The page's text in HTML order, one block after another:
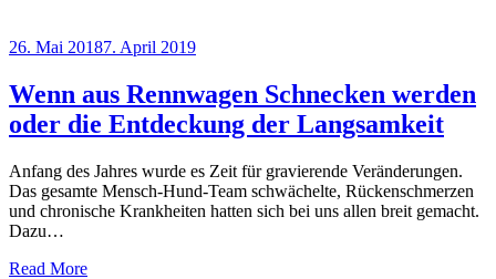
Posted
26. Mai 20187. April 2019
Wenn aus Rennwagen Schnecken werden
oder die Entdeckung der Langsamkeit
Anfang des Jahres wurde es Zeit für gravierende Veränderungen.
Das gesamte Mensch-Hund-Team schwächelte, Rückenschmerzen
und chronische Krankheiten hatten sich bei uns allen breit gemacht.
Dazu…
Read More